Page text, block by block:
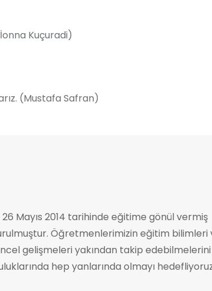
Kuçuradi)
(Mustafa Safran)
Mayıs 2014 tarihinde eğitime gönül vermiş
Öğretmenlerimizin eğitim bilimleri
gelişmeleri yakından takip edebilmelerini
hep yanlarında olmayı